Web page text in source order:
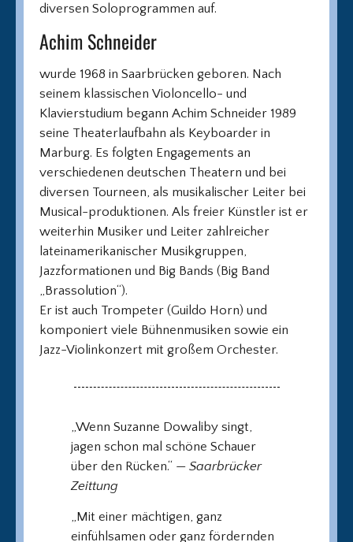
diversen Soloprogrammen auf.
Achim Schneider
wurde 1968 in Saarbrücken geboren. Nach
seinem klassischen Violoncello- und
Klavierstudium begann Achim Schneider 1989
seine Theaterlaufbahn als Keyboarder in
Marburg. Es folgten Engagements an
verschiedenen deutschen Theatern und bei
diversen Tourneen, als musikalischer Leiter bei
Musical-produktionen. Als freier Künstler ist er
weiterhin Musiker und Leiter zahlreicher
lateinamerikanischer Musikgruppen,
Jazzformationen und Big Bands (Big Band
„Brassolution“).
Er ist auch Trompeter (Guildo Horn) und
komponiert viele Bühnenmusiken sowie ein
Jazz-Violinkonzert mit großem Orchester.
„Wenn Suzanne Dowaliby singt,
jagen schon mal schöne Schauer
über den Rücken.“ — Saarbrücker
Zeittung
„Mit einer mächtigen, ganz
einfühlsamen oder ganz fördernden